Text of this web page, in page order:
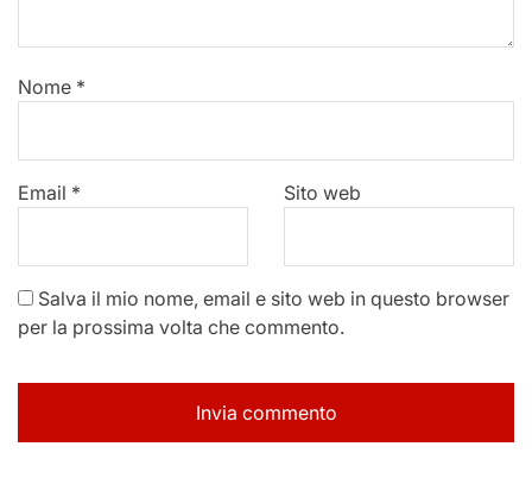
Nome *
Email * Sito web
Salva il mio nome, email e sito web in questo browser
per la prossima volta che commento.